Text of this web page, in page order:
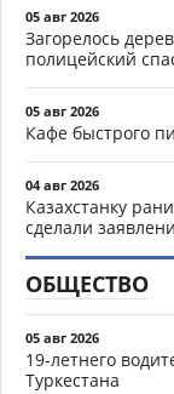
05 авг 2026
Загорелось
полицейский
05 авг 2026
Кафе быстрого
04 авг 2026
Казахстанку
сделали
ОБЩЕСТВО
05 авг 2026
19-летнего
Туркестана